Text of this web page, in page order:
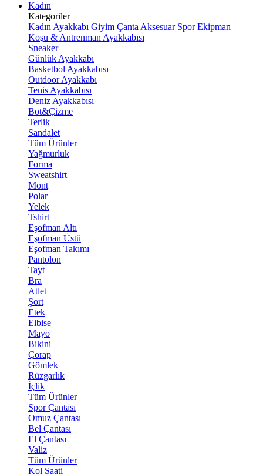
Kadın
Kategoriler
Kadın Ayakkabı Giyim Çanta Aksesuar Spor Ekipman
Koşu & Antrenman Ayakkabısı
Sneaker
Günlük Ayakkabı
Basketbol Ayakkabısı
Outdoor Ayakkabı
Tenis Ayakkabısı
Deniz Ayakkabısı
Bot&Çizme
Terlik
Sandalet
Tüm Ürünler
Yağmurluk
Forma
Sweatshirt
Mont
Polar
Yelek
Tshirt
Eşofman Altı
Eşofman Üstü
Eşofman Takımı
Pantolon
Tayt
Bra
Atlet
Şort
Etek
Elbise
Mayo
Bikini
Çorap
Gömlek
Rüzgarlık
İçlik
Tüm Ürünler
Spor Çantası
Omuz Çantası
Bel Çantası
El Çantası
Valiz
Tüm Ürünler
Kol Saati